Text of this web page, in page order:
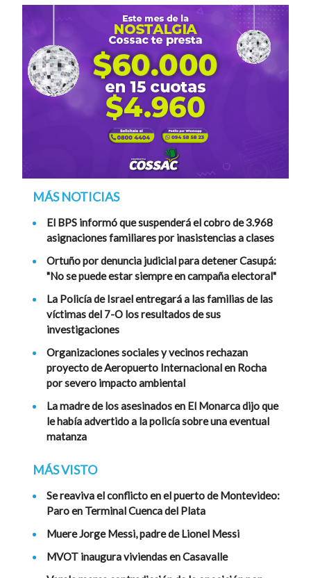
MÁS NOTICIAS
El BPS informó que suspenderá el cobro de 3.968
asignaciones familiares por inasistencias a clases
Ortuño por denuncia judicial para detener Casupá:
"No se puede estar siempre en campaña electoral"
La Policía de Israel entregará a las familias de las
víctimas del 7-O los resultados de sus
investigaciones
Organizaciones sociales y vecinos rechazan
proyecto de Aeropuerto Internacional en Rocha
por severo impacto ambiental
La madre de los asesinados en El Monarca dijo que
le había advertido a la policía sobre una eventual
matanza
MÁS VISTO
Se reaviva el conflicto en el puerto de Montevideo:
Paro en Terminal Cuenca del Plata
Muere Jorge Messi, padre de Lionel Messi
MVOT inaugura viviendas en Casavalle